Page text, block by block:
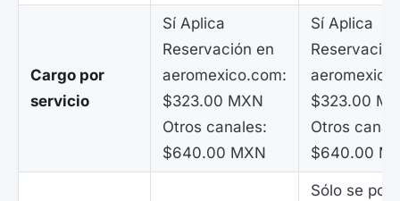
Cargo por
servicio
Sí Aplica
Reservación en
aeromexico.com:
$323.00 MXN
Otros canales:
$640.00 MXN
Sí Aplica
$323.00
Otros
$640.00
Sólo se